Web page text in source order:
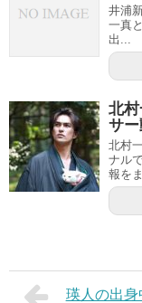
井浦
一真
出...
北
サー
北村
ナル
報を
瑛人の出